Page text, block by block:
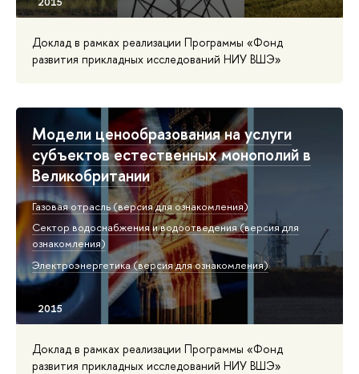
Доклад в рамках реализации Программы «Фонд
развития прикладных исследований НИУ ВШЭ»
Модели ценообразования на услуги
субъектов естественных монополий в
Великобритании
Газовая отрасль (версия для ознакомления)
Сектор водоснабжения и водоотведения (версия для
ознакомления)
Электроэнергетика (версия для ознакомления)
Доклад в рамках реализации Программы «Фонд
развития прикладных исследований НИУ ВШЭ»